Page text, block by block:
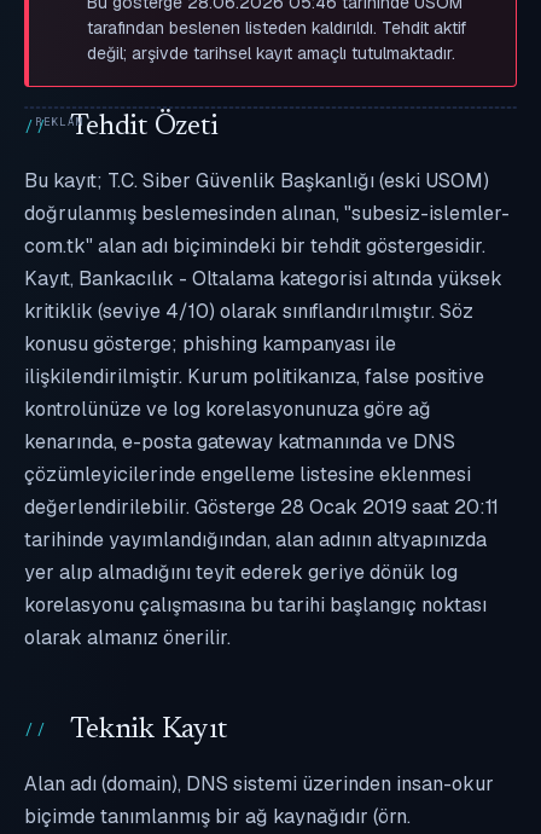
tarafından beslenen listeden kaldırıldı. Tehdit aktif
değil; arşivde tarihsel kayıt amaçlı tutulmaktadır.
Tehdit Özeti
Bu kayıt; T.C. Siber Güvenlik Başkanlığı (eski USOM)
doğrulanmış beslemesinden alınan, "subesiz-islemler-
com.tk" alan adı biçimindeki bir tehdit göstergesidir.
Kayıt, Bankacılık - Oltalama kategorisi altında yüksek
kritiklik (seviye 4/10) olarak sınıflandırılmıştır. Söz
konusu gösterge; phishing kampanyası ile
ilişkilendirilmiştir. Kurum politikanıza, false positive
kontrolünüze ve log korelasyonunuza göre ağ
kenarında, e-posta gateway katmanında ve DNS
çözümleyicilerinde engelleme listesine eklenmesi
değerlendirilebilir. Gösterge 28 Ocak 2019 saat 20:11
tarihinde yayımlandığından, alan adının altyapınızda
yer alıp almadığını teyit ederek geriye dönük log
korelasyonu çalışmasına bu tarihi başlangıç noktası
olarak almanız önerilir.
Teknik Kayıt
Alan adı (domain), DNS sistemi üzerinden insan-okur
biçimde tanımlanmış bir ağ kaynağıdır (örn.